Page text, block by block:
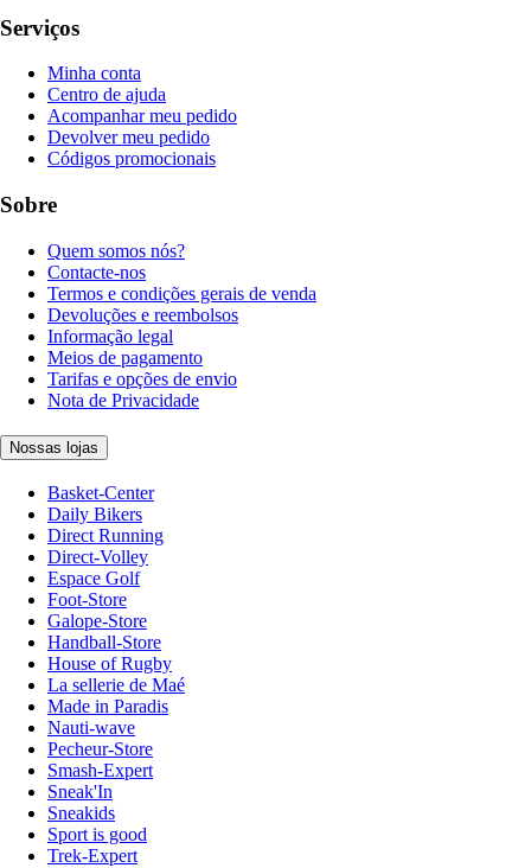
Serviços
Minha conta
Centro de ajuda
Acompanhar meu pedido
Devolver meu pedido
Códigos promocionais
Sobre
Quem somos nós?
Contacte-nos
Termos e condições gerais de venda
Devoluções e reembolsos
Informação legal
Meios de pagamento
Tarifas e opções de envio
Nota de Privacidade
Nossas lojas
Basket-Center
Daily Bikers
Direct Running
Direct-Volley
Espace Golf
Foot-Store
Galope-Store
Handball-Store
House of Rugby
La sellerie de Maé
Made in Paradis
Nauti-wave
Pecheur-Store
Smash-Expert
Sneak'In
Sneakids
Sport is good
Trek-Expert